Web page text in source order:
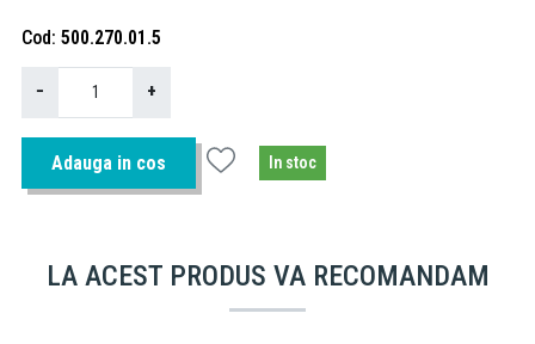
Cod 500.270.01.5
− +
Adauga in cos In stoc
LA ACEST PRODUS VA RECOMANDAM